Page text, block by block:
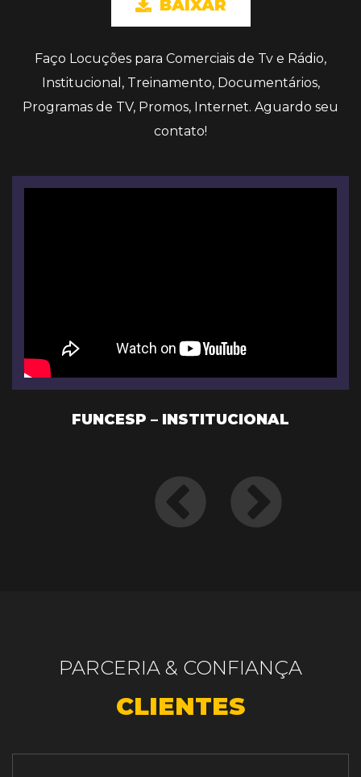
BAIXAR
Faço Locuções para Comerciais de Tv e Rádio,
Institucional, Treinamento, Documentários,
Programas de TV, Promos, Internet. Aguardo seu
contato!
FUNCESP – INSTITUCIONAL
PARCERIA & CONFIANÇA
CLIENTES